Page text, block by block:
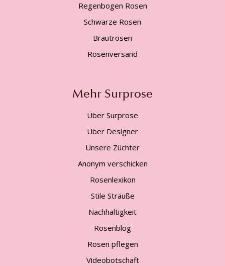
Regenbogen Rosen
Schwarze Rosen
Brautrosen
Rosenversand
Mehr Surprose
Über Surprose
Über Designer
Unsere Züchter
Anonym verschicken
Rosenlexikon
Stile Sträuße
Nachhaltigkeit
Rosenblog
Rosen pflegen
Videobotschaft